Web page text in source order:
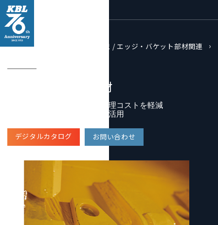
KBLの取扱い製品
建設機械 / エッジ・バケット部材関連
バケット補強用部材
バケットの寿命を伸ばして修理コストを軽減
摩耗部位に合わせ、多目的に活用
デジタルカタログ お問い合わせ